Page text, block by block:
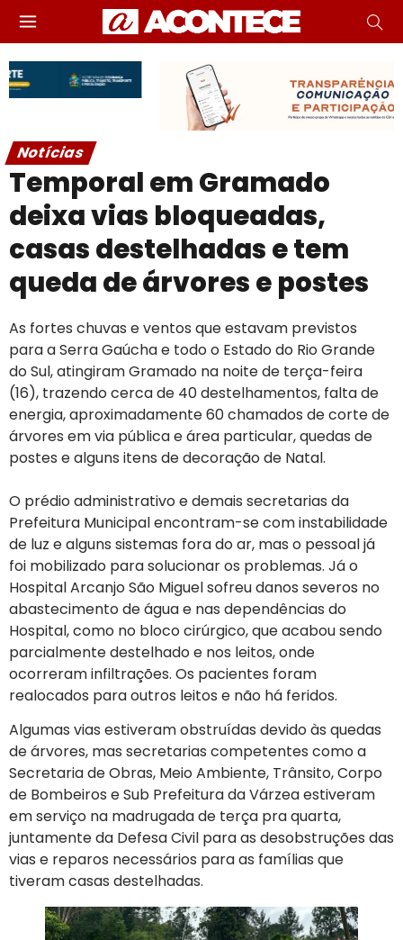
Notícias
Temporal em Gramado
deixa vias bloqueadas,
casas destelhadas e tem
queda de árvores e postes
As fortes chuvas e ventos que estavam previstos
para a Serra Gaúcha e todo o Estado do Rio Grande
do Sul, atingiram Gramado na noite de terça-feira
(16), trazendo cerca de 40 destelhamentos, falta de
energia, aproximadamente 60 chamados de corte de
árvores em via pública e área particular, quedas de
postes e alguns itens de decoração de Natal.
O prédio administrativo e demais secretarias da
Prefeitura Municipal encontram-se com instabilidade
de luz e alguns sistemas fora do ar, mas o pessoal já
foi mobilizado para solucionar os problemas. Já o
Hospital Arcanjo São Miguel sofreu danos severos no
abastecimento de água e nas dependências do
Hospital, como no bloco cirúrgico, que acabou sendo
parcialmente destelhado e nos leitos, onde
ocorreram infiltrações. Os pacientes foram
realocados para outros leitos e não há feridos.
Algumas vias estiveram obstruídas devido às quedas
de árvores, mas secretarias competentes como a
Secretaria de Obras, Meio Ambiente, Trânsito, Corpo
de Bombeiros e Sub Prefeitura da Várzea estiveram
em serviço na madrugada de terça pra quarta,
juntamente da Defesa Civil para as desobstruções das
vias e reparos necessários para as famílias que
tiveram casas destelhadas.